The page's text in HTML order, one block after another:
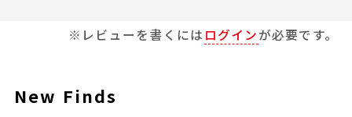
※レビューを書くには ログインが必要です。
New Finds